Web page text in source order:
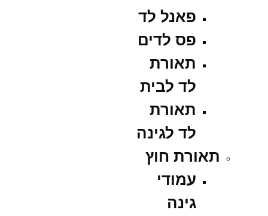
פאנל לד
פס לדים
תאורת
לד לבית
תאורת
לד לגינה
תאורת חוץ
עמודי
גינה